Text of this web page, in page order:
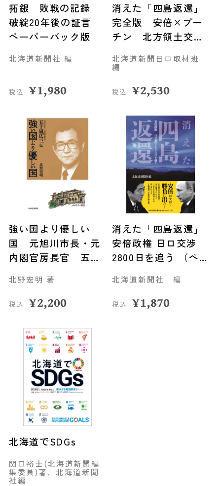
拓銀 敗戦の記録
破綻20年後の証言
ペーパーバック版
北海道新聞社 編
税込 ¥1,980
消えた「四島返還」
完全版 安倍×プー
チン 北方領土交渉
北海道新聞日ロ取材班
編
税込 ¥2,530
強い国より優しい
国 元旭川市長・元
内閣官房長官 五十
北野宏明 著
税込 ¥2,200
消えた「四島返還」
安倍政権 日ロ交渉
2800日を追う （ペー
北海道新聞社 編
税込 ¥1,870
北海道でSDGs
関口裕士(北海道新聞編
集委員)著、北海道新聞
社編